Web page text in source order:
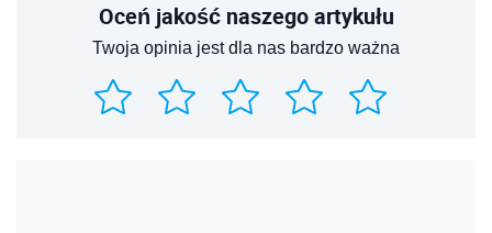
Oceń jakość naszego artykułu
Twoja opinia jest dla nas bardzo ważna